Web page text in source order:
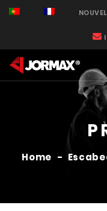
Home -